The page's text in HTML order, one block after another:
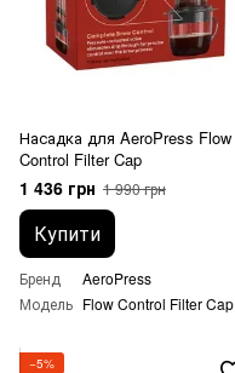
Насадка для AeroPress Flow
Control Filter Cap
1 436 грн 1 990 грн
Купити
Бренд
AeroPress
Модель Flow Control Filter Cap
−5%